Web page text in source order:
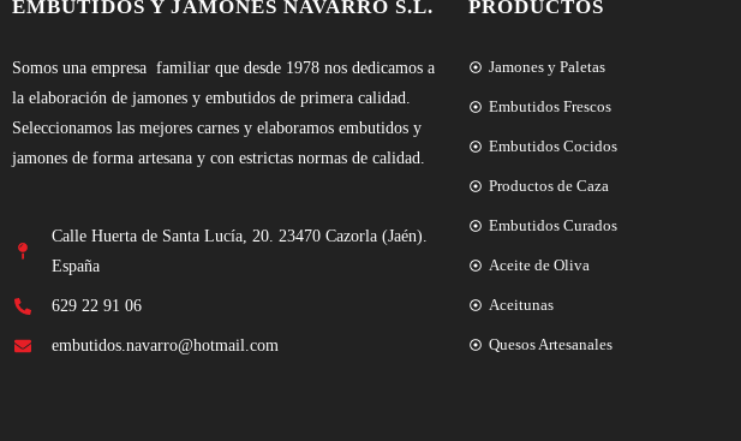
EMBUTIDOS Y JAMONES NAVARRO S.L.
Somos una empresa familiar que desde 1978 nos dedicamos a
la elaboración de jamones y embutidos de primera calidad.
Seleccionamos las mejores carnes y elaboramos embutidos y
jamones de forma artesana y con estrictas normas de calidad.
Calle Huerta de Santa Lucía, 20. 23470 Cazorla (Jaén).
España
629 22 91 06
embutidos.navarro@hotmail.com
PRODUCTOS
Jamones y Paletas
Embutidos Frescos
Embutidos Cocidos
Productos de Caza
Embutidos Curados
Aceite de Oliva
Aceitunas
Quesos Artesanales